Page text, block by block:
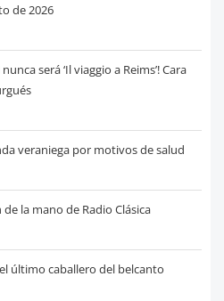
de 2026
será ‘Il viaggio a Reims’! Cara
veraniega por motivos de salud
la mano de Radio Clásica
último caballero del belcanto